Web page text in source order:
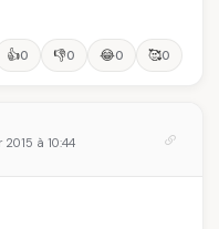
👍0 👎0 😂0 🥰0
2015 à 10:44